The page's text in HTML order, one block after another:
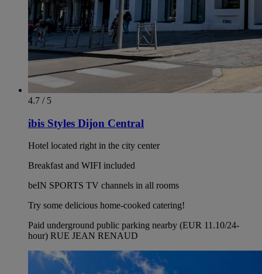
4.7 / 5
ibis Styles Dijon Central
Hotel located right in the city center
Breakfast and WIFI included
beIN SPORTS TV channels in all rooms
Try some delicious home-cooked catering!
Paid underground public parking nearby (EUR 11.10/24-
hour) RUE JEAN RENAUD